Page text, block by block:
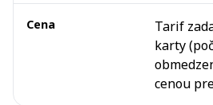
Cena
Tarif
karty
cenou